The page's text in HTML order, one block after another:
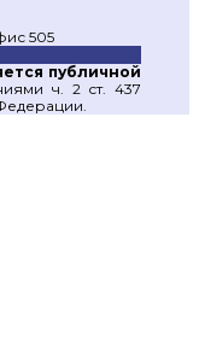
505
публичной
ч. 2 ст. 437